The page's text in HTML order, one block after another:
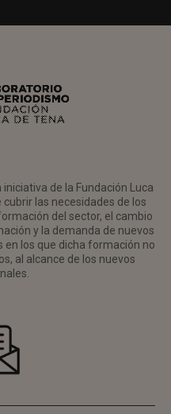
de la Fundación Luca
las necesidades de los
del sector, el cambio
y la demanda de nuevos
los que dicha formación no
al alcance de los nuevos